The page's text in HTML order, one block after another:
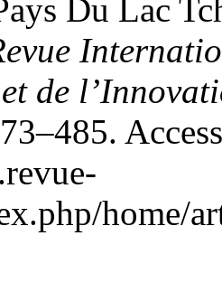
Du Lac
de
home/